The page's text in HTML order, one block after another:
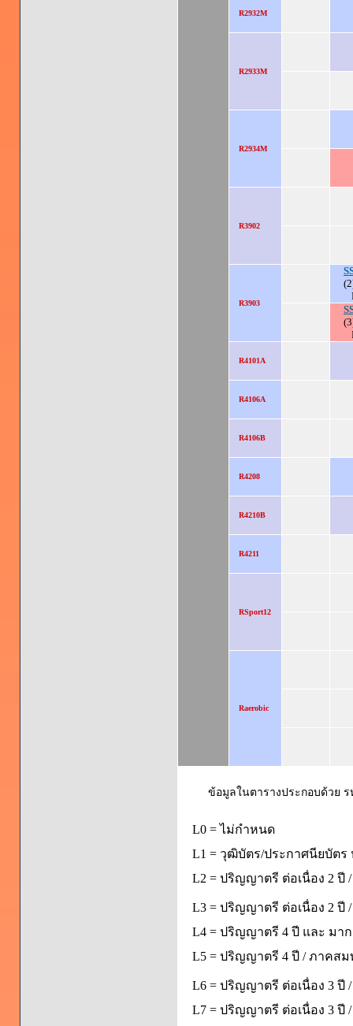
R2932M
R2933M
R2934M
R3902
R3903
R4101A
R4106A
R4106B
R4208
R4210B
R4211
RSport12
Raerobic
ข้อมูลในตารางประกอบด้วย
L0 = ไม่กำหนด
L1 = วุฒิบัตร/ประกาศนียบัตร
L2 = ปริญญาตรี ต่อเนื่อง 2 ปี
L3 = ปริญญาตรี ต่อเนื่อง 2 ปี
L4 = ปริญญาตรี 4 ปี และ มา
L5 = ปริญญาตรี 4 ปี / ภาคส
L6 = ปริญญาตรี ต่อเนื่อง 3 ปี
L7 = ปริญญาตรี ต่อเนื่อง 3 ปี